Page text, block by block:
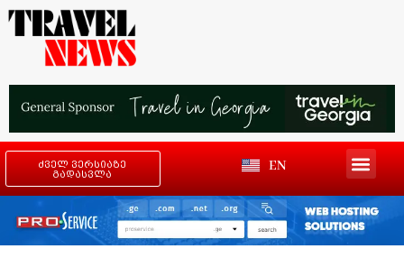
ძველ ვერსიაზე
გადასვლა
EN